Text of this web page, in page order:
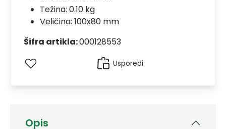
Opis
Težina: 0.10 kg
Veličina: 100x80 mm
Šifra artikla:000128553
Usporedi